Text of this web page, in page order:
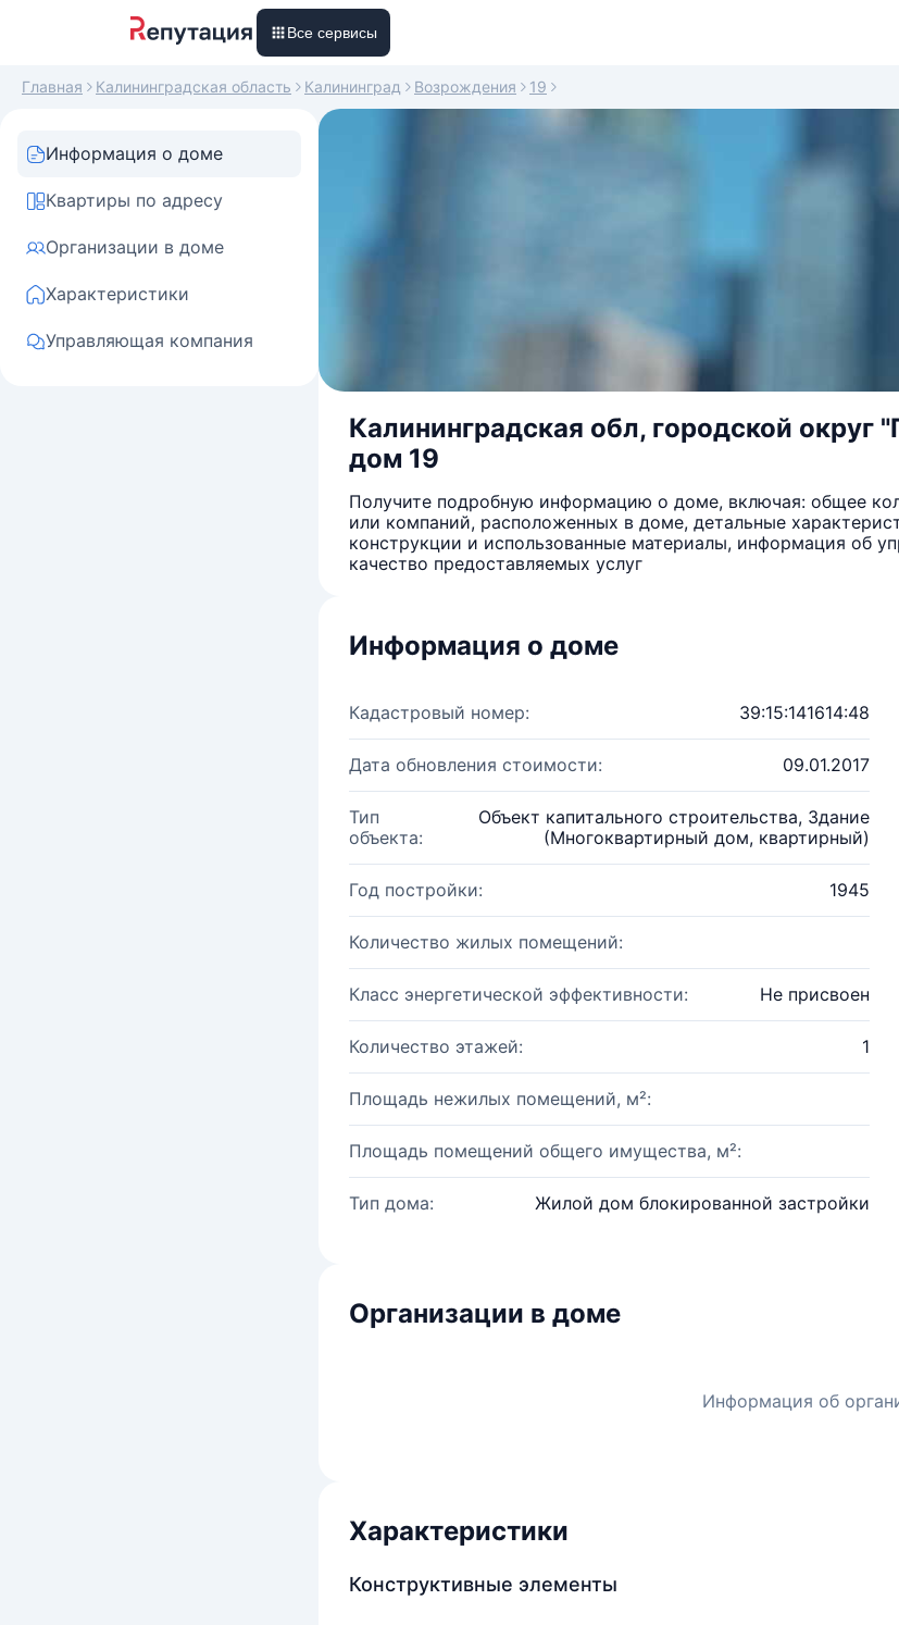
Все сервисы
Главная Калининградская область Калининград Возрождения 19
Информация о доме
Квартиры по адресу
Организации в доме
Характеристики
Управляющая компания
Калининградская обл, городской округ
дом 19
Получите подробную информацию о доме, включая: общее
или компаний, расположенных в доме, детальные
конструкции и использованные материалы, информация об
качество предоставляемых услуг
Информация о доме
Кадастровый номер: 39:15:141614:48
Дата обновления стоимости: 09.01.2017
Тип
объекта:
Объект капитального строительства, Здание
(Многоквартирный дом, квартирный)
Год постройки: 1945
Количество жилых помещений:
Класс энергетической эффективности: Не присвоен
Количество этажей: 1
Площадь нежилых помещений, м²:
Площадь помещений общего имущества, м²:
Тип дома: Жилой дом блокированной застройки
Организации в доме
Информация об
Характеристики
Конструктивные элементы